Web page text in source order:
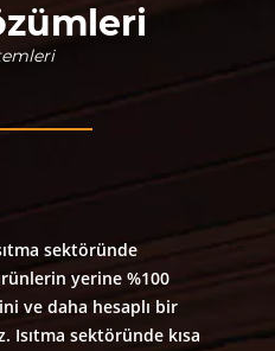
sektöründe
yerine %100
ve daha hesaplı bir
Isıtma sektöründe kısa